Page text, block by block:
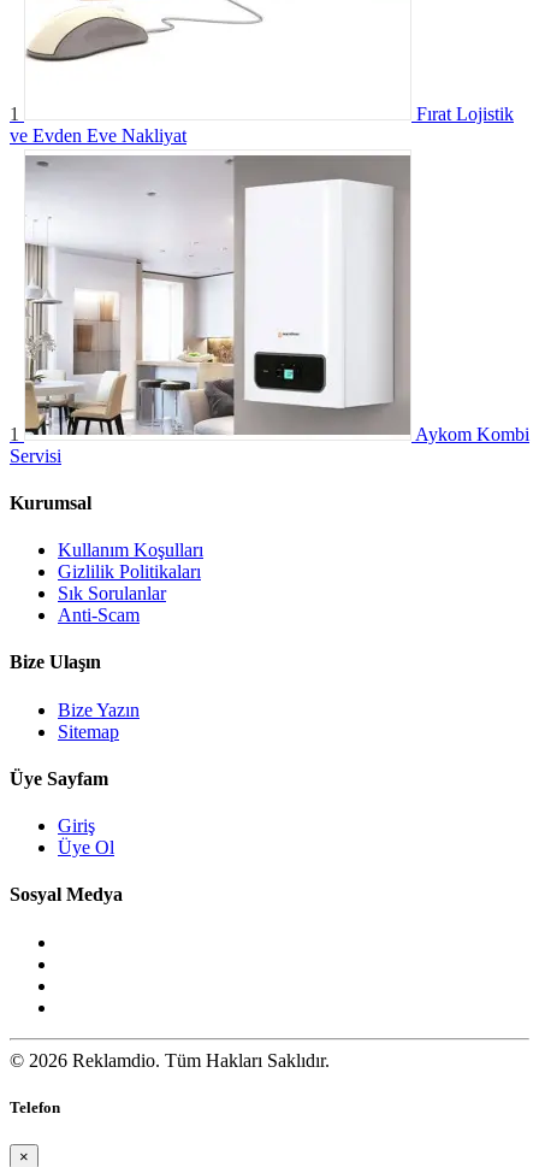
1
Fırat Lojistik
ve Evden Eve Nakliyat
1
Aykom Kombi
Servisi
Kurumsal
Kullanım Koşulları
Gizlilik Politikaları
Sık Sorulanlar
Anti-Scam
Bize Ulaşın
Bize Yazın
Sitemap
Üye Sayfam
Giriş
Üye Ol
Sosyal Medya
© 2026 Reklamdio. Tüm Hakları Saklıdır.
Telefon
×